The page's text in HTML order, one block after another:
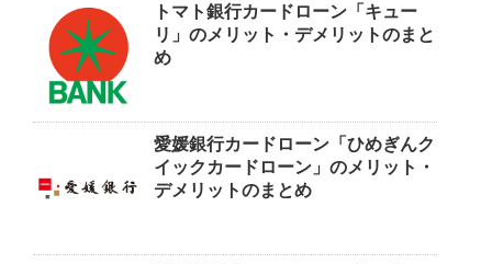
トマト銀行カードローン「キュー
リ」のメリット・デメリットのまと
め
愛媛銀行カードローン「ひめぎんク
イックカードローン」のメリット・
デメリットのまとめ